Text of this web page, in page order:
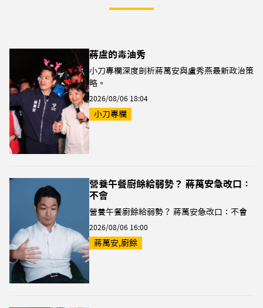
蔣盧的毒油秀
小刀專欄深度剖析蔣萬安與盧秀燕最新政治策
略。
2026/08/06 18:04
小刀專欄
營養午餐廚餘給弱勢？ 蔣萬安急改口：
不會
營養午餐廚餘給弱勢？ 蔣萬安急改口：不會
2026/08/06 16:00
蔣萬安,廚餘